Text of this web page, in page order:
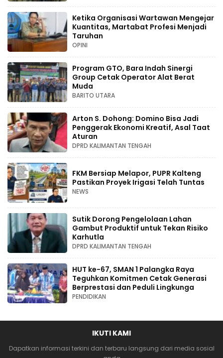
Ketika Organisasi Wartawan Mengejar
Kuantitas, Martabat Profesi Menjadi
Taruhan
OPINI
Program GTO, Bara Indah Sinergi
Group Cetak Operator Alat Berat
Muda
BARITO UTARA
Arton S. Dohong: Domino Bisa Jadi
Penggerak Ekonomi Kreatif, Asal Taat
Aturan
DPRD KALIMANTAN TENGAH
FKM Bersiap Melapor, PUPR Kalteng
Pastikan Proyek Irigasi Telah Tuntas
NEWS
Sutik Dorong Pengelolaan Lahan
Gambut Produktif untuk Tekan Risiko
Karhutla
DPRD KALIMANTAN TENGAH
HUT ke-67, SMAN 1 Palangka Raya
Teguhkan Komitmen Cetak Generasi
Berprestasi dan Peduli Lingkunga
PENDIDIKAN
IKUTI KAMI
Dapatkan informasi terkini dan terbaru langsung dari media sosial